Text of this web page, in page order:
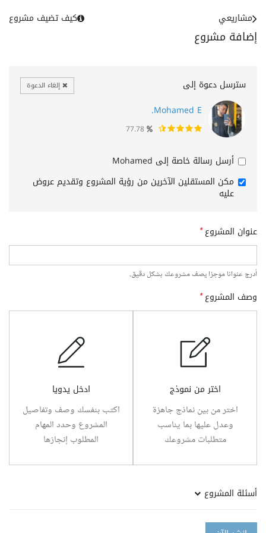
إضافة مشروع
مشاريعي كيف تضيف مشروع
سترسل دعوة إلى إلغاء الدعوة
Mohamed E.
أرسل رسالة خاصة إلى Mohamed
مكن المستقلين الآخرين من رؤية المشروع وتقديم عروض
عليه
عنوان المشروع*
أدرج عنوانا موجزا يصف مشروعك بشكل دقيق.
وصف المشروع*
اختر من نموذج
اختر من بين نماذج جاهزة
وعدل عليها بما يناسب
متطلبات مشروعك
ادخل يدويا
اكتب بنفسك وصف وتفاصيل
المشروع وحدد المهام
المطلوب إنجازها
أسئلة المشروع